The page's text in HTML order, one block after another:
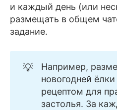
и каждый день (или
размещать в общем
задание.
💡
Например,
новогодней
рецептом для
застолья. За